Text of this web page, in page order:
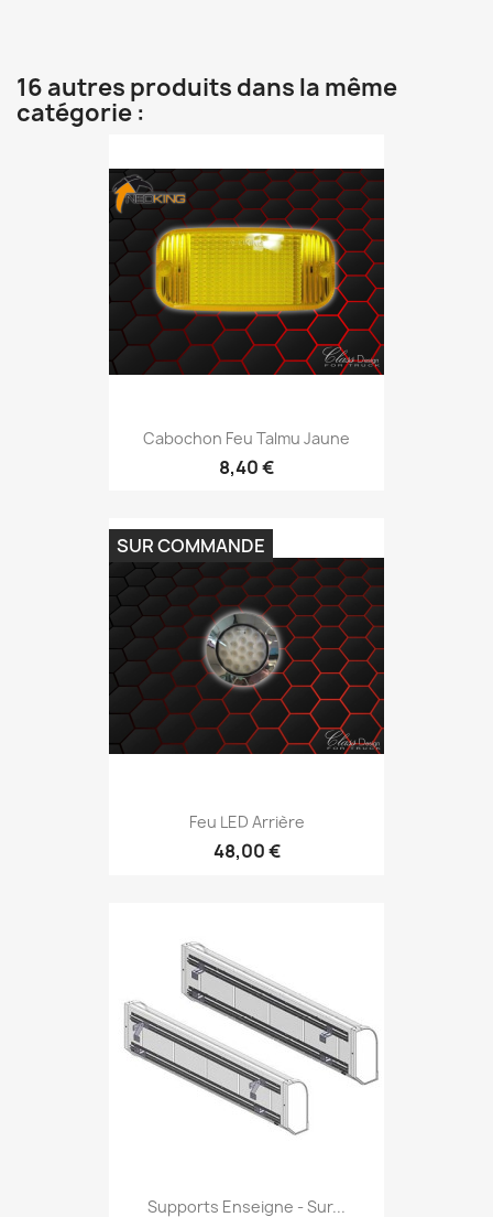
16 autres produits dans la même
catégorie :
Cabochon Feu Talmu Jaune
8,40 €
Feu LED Arrière
48,00 €
SUR COMMANDE
Supports Enseigne - Sur...